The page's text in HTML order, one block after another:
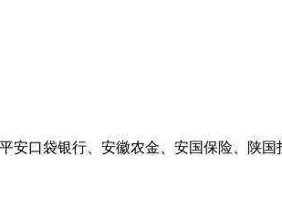
安口袋银行、安徽农金、安国保险、陕